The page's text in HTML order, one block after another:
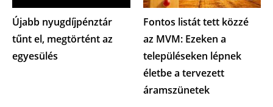
Újabb nyugdíjpénztár
tűnt el, megtörtént az
egyesülés
Fontos listát tett közzé
az MVM: Ezeken a
településeken lépnek
életbe a tervezett
áramszünetek